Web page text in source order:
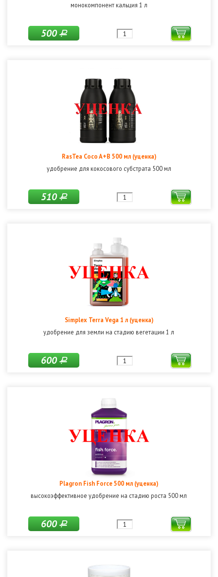
монокомпонент кальция 1 л
500Р
RasTea Coco A+B 500 мл (уценка)
удобрение для кокосового субстрата 500 мл
510Р
Simplex Terra Vega 1 л (уценка)
удобрение для земли на стадию вегетации 1 л
600Р
Plagron Fish Force 500 мл (уценка)
высокоэффективное удобрение на стадию роста 500 мл
600Р